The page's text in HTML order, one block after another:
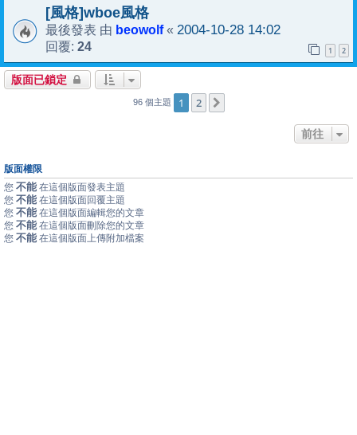
[風格]wboe風格
最後發表 由 beowolf« 2004-10-28 14:02
回覆: 24 1 2
版面已鎖定
96 個主題 1 2
前往
版面權限
您 不能 在這個版面發表主題
您 不能 在這個版面回覆主題
您 不能 在這個版面編輯您的文章
您 不能 在這個版面刪除您的文章
您 不能 在這個版面上傳附加檔案